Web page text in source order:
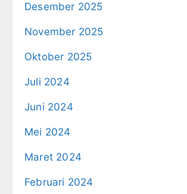
Desember 2025
November 2025
Oktober 2025
Juli 2024
Juni 2024
Mei 2024
Maret 2024
Februari 2024